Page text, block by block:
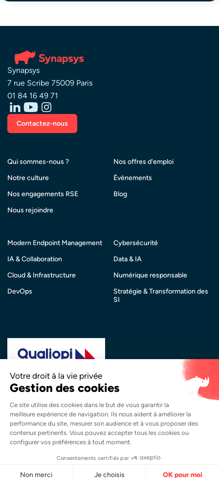
Synapsys
7 rue Scribe 75009 Paris
01 84 16 49 71
Contactez-nous
Qui sommes-nous ?
Notre culture
Nos engagements RSE
Nous rejoindre
Nos offres d’emploi
Évènements
Blog
Modern Endpoint Management
IA & Collaboration
Cloud & Infrastructure
DevOps
Cybersécurité
Data & IA
Numérique responsable
Stratégie & Transformation des
SI
catégorie d’action suivante :Actions de Formation
Copyright © 2026 Synapsys. Tous droits réservés.
Mentions légales
Politique de confidentialité